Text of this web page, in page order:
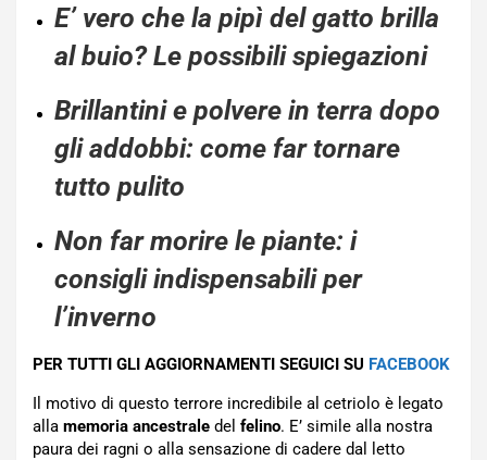
E’ vero che la pipì del gatto brilla
al buio? Le possibili spiegazioni
Brillantini e polvere in terra dopo
gli addobbi: come far tornare
tutto pulito
Non far morire le piante: i
consigli indispensabili per
l’inverno
PER TUTTI GLI AGGIORNAMENTI SEGUICI SU FACEBOOK
Il motivo di questo terrore incredibile al cetriolo è legato
alla memoria ancestrale del felino. E’ simile alla nostra
paura dei ragni o alla sensazione di cadere dal letto